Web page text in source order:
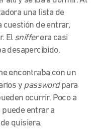
una lista de
cuestión de entrar,
El snifferera casi
desapercibido.
encontraba con un
y passwordpara
ocurrir. Poco a
puede entrar a
quisiera.